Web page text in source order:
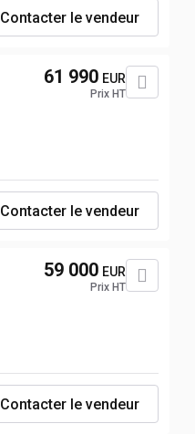
Contacter le vendeur
61 990 EUR
Prix HT
Contacter le vendeur
59 000 EUR
Prix HT
Contacter le vendeur